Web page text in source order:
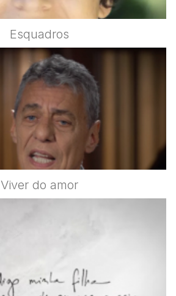
Esquadros
Viver do amor